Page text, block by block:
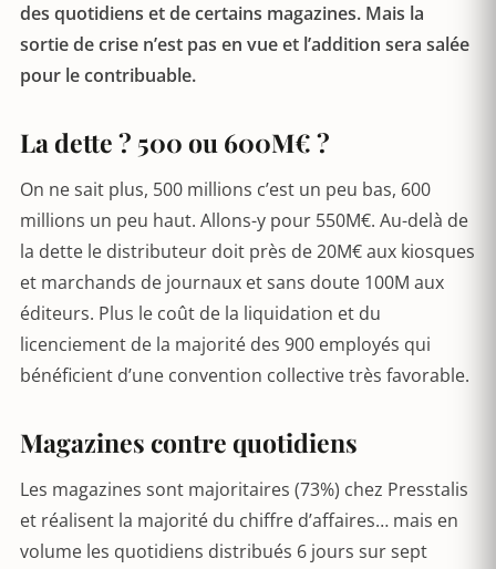
des quotidiens et de certains magazines. Mais la
sortie de crise n’est pas en vue et l’addition sera salée
pour le contribuable.
La dette ? 500 ou 600M€ ?
On ne sait plus, 500 millions c’est un peu bas, 600
millions un peu haut. Allons-y pour 550M€. Au-delà de
la dette le distributeur doit près de 20M€ aux kiosques
et marchands de journaux et sans doute 100M aux
éditeurs. Plus le coût de la liquidation et du
licenciement de la majorité des 900 employés qui
bénéficient d’une convention collective très favorable.
Magazines contre quotidiens
Les magazines sont majoritaires (73%) chez Presstalis
et réalisent la majorité du chiffre d’affaires… mais en
volume les quotidiens distribués 6 jours sur sept